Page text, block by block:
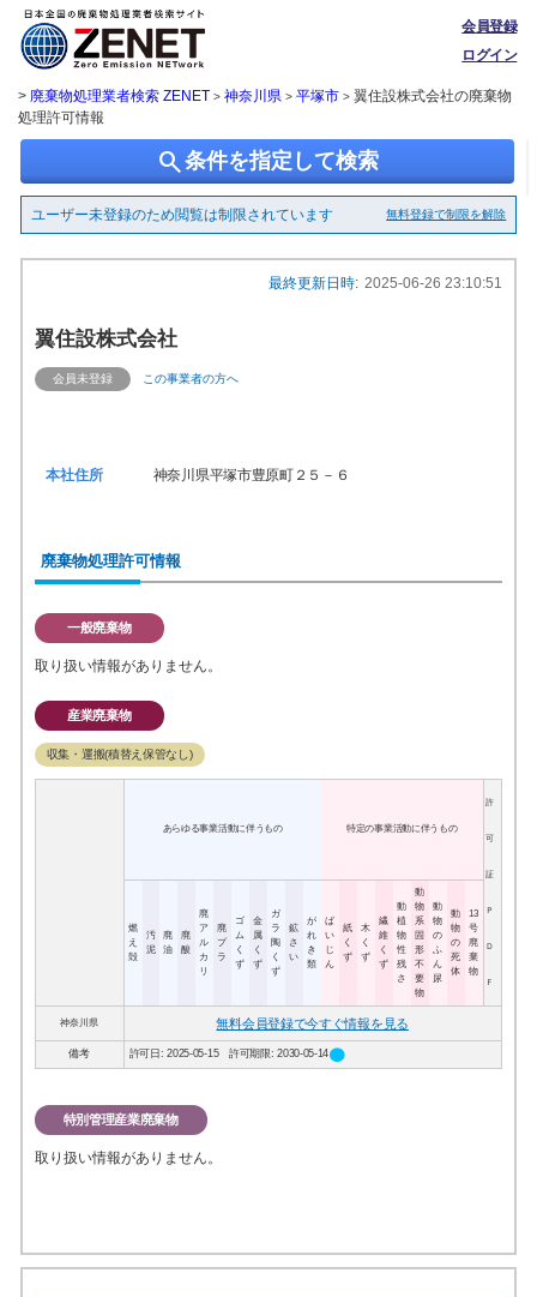
会員登録
ログイン
> 廃棄物処理業者検索 ZENET > 神奈川県 > 平塚市> 翼住設株式会社の廃棄物
処理許可情報
search条件を指定して検索
ユーザー未登録のため閲覧は制限されています 無料登録で制限を解除
最終更新日時: 2025-06-26 23:10:51
翼住設株式会社
会員未登録 この事業者の方へ
本社住所 神奈川県平塚市豊原町２５－６
廃棄物処理許可情報
一般廃棄物
取り扱い情報がありません。
産業廃棄物
収集・運搬(積替え保管なし)
あらゆる事業活動に伴うもの 特定の事業活動に伴うもの
許
可
証
Ｐ
Ｄ
Ｆ
燃
え
殻
汚
泥
廃
油
廃
酸
廃
ア
ル
カ
リ
廃
プ
ラ
ゴ
ム
く
ず
金
属
く
ず
ガ
ラ
陶
く
ず
鉱
さ
い
が
れ
き
類
ば
い
じ
ん
紙
く
ず
木
く
ず
繊
維
く
ず
動
植
物
性
残
さ
動
物
系
固
形
不
要
物
動
物
の
ふ
ん
尿
動
物
の
死
体
13
号
廃
棄
物
神奈川県 無料会員登録で今すぐ情報を見る
備考 許可日: 2025-05-15 許可期限: 2030-05-14circle
特別管理産業廃棄物
取り扱い情報がありません。